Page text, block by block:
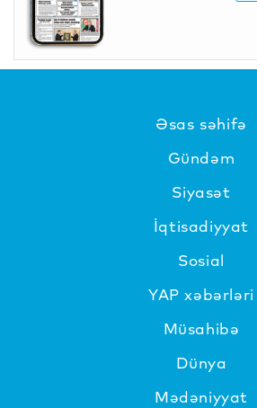
Əsas səhifə
Gündəm
Siyasət
İqtisadiyyat
Sosial
YAP xəbərləri
Müsahibə
Dünya
Mədəniyyat